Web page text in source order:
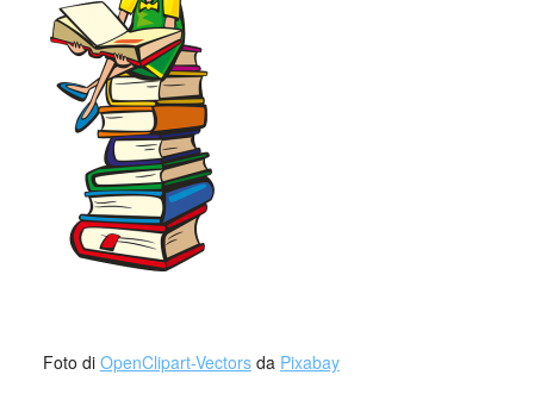
Foto di OpenClipart-Vectorsda Pixabay